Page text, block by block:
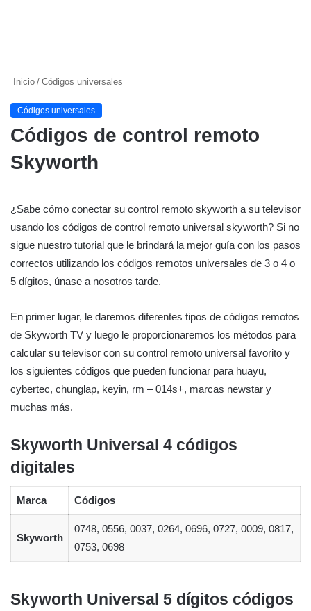
Inicio / Códigos universales
Códigos universales
Códigos de control remoto
Skyworth
¿Sabe cómo conectar su control remoto skyworth a su televisor
usando los códigos de control remoto universal skyworth? Si no
sigue nuestro tutorial que le brindará la mejor guía con los pasos
correctos utilizando los códigos remotos universales de 3 o 4 o
5 dígitos, únase a nosotros tarde.
En primer lugar, le daremos diferentes tipos de códigos remotos
de Skyworth TV y luego le proporcionaremos los métodos para
calcular su televisor con su control remoto universal favorito y
los siguientes códigos que pueden funcionar para huayu,
cybertec, chunglap, keyin, rm – 014s+, marcas newstar y
muchas más.
Skyworth Universal 4 códigos
digitales
Marca Códigos
Skyworth
0748, 0556, 0037, 0264, 0696, 0727, 0009, 0817,
0753, 0698
Skyworth Universal 5 dígitos códigos